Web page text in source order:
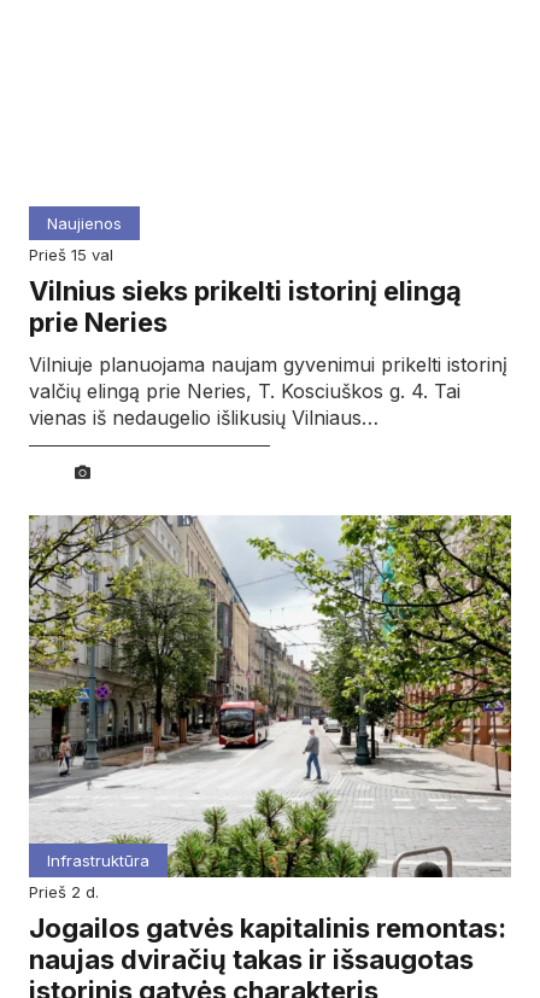
Naujienos
prieš 15 val
Vilnius sieks prikelti istorinį elingą
prie Neries
Vilniuje planuojama naujam gyvenimui prikelti istorinį
valčių elingą prie Neries, T. Kosciuškos g. 4. Tai
vienas iš nedaugelio išlikusių Vilniaus…
Infrastruktūra
prieš 2 d.
Jogailos gatvės kapitalinis remontas:
naujas dviračių takas ir išsaugotas
istorinis gatvės charakteris